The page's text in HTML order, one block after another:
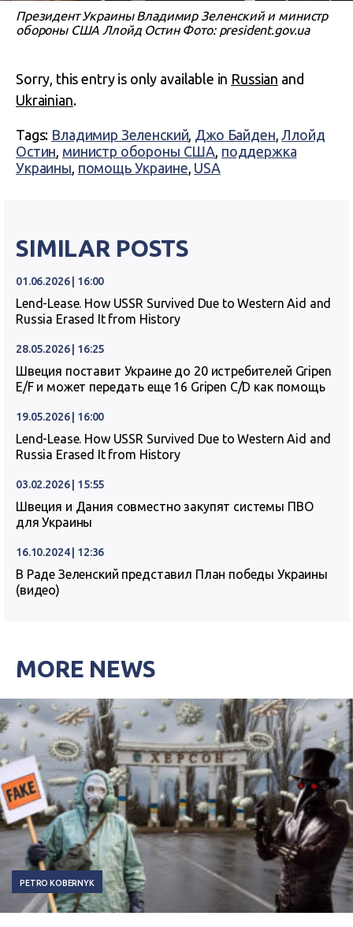
Президент Украины Владимир Зеленский и министр
обороны США Ллойд Остин Фото: president.gov.ua
Sorry, this entry is only available in Russian and
Ukrainian.
Tags: Владимир Зеленский, Джо Байден,Ллойд
Остин, министр обороны США, поддержка
Украины, помощь Украине, USA
SIMILAR POSTS
01.06.2026 | 16:00
Lend-Lease. How USSR Survived Due to Western Aid and
Russia Erased It from History
28.05.2026 | 16:25
Швеция поставит Украине до 20 истребителей Gripen
E/F и может передать еще 16 Gripen C/D как помощь
19.05.2026 | 16:00
Lend-Lease. How USSR Survived Due to Western Aid and
Russia Erased It from History
03.02.2026 | 15:55
Швеция и Дания совместно закупят системы ПВО
для Украины
16.10.2024 | 12:36
В Раде Зеленский представил План победы Украины
(видео)
MORE NEWS
PETRO KOBERNYK